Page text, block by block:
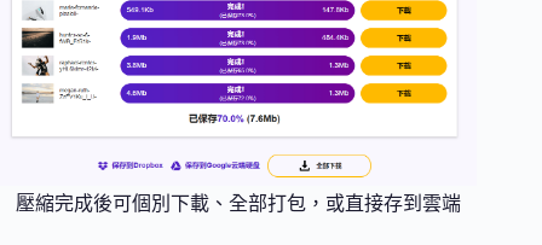
壓縮完成後可個別下載、全部打包，或直接存到雲端